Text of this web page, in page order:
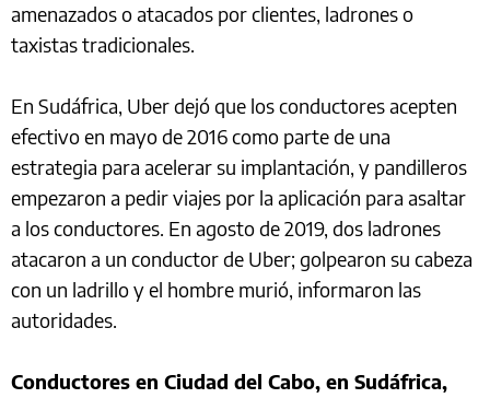
amenazados o atacados por clientes, ladrones o
taxistas tradicionales.
En Sudáfrica, Uber dejó que los conductores acepten
efectivo en mayo de 2016 como parte de una
estrategia para acelerar su implantación, y pandilleros
empezaron a pedir viajes por la aplicación para asaltar
a los conductores. En agosto de 2019, dos ladrones
atacaron a un conductor de Uber; golpearon su cabeza
con un ladrillo y el hombre murió, informaron las
autoridades.
Conductores en Ciudad del Cabo, en Sudáfrica,